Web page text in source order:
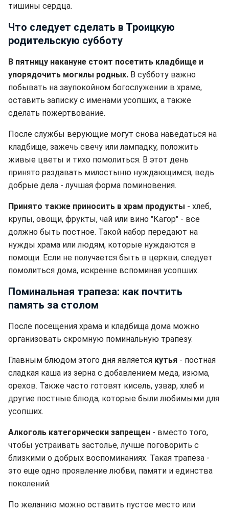
тишины сердца.
Что следует сделать в Троицкую
родительскую субботу
В пятницу накануне стоит посетить кладбище и
упорядочить могилы родных. В субботу важно
побывать на заупокойном богослужении в храме,
оставить записку с именами усопших, а также
сделать пожертвование.
После службы верующие могут снова наведаться на
кладбище, зажечь свечу или лампадку, положить
живые цветы и тихо помолиться. В этот день
принято раздавать милостыню нуждающимся, ведь
добрые дела - лучшая форма поминовения.
Принято также приносить в храм продукты - хлеб,
крупы, овощи, фрукты, чай или вино "Кагор" - все
должно быть постное. Такой набор передают на
нужды храма или людям, которые нуждаются в
помощи. Если не получается быть в церкви, следует
помолиться дома, искренне вспоминая усопших.
Поминальная трапеза: как почтить
память за столом
После посещения храма и кладбища дома можно
организовать скромную поминальную трапезу.
Главным блюдом этого дня является кутья - постная
сладкая каша из зерна с добавлением меда, изюма,
орехов. Также часто готовят кисель, узвар, хлеб и
другие постные блюда, которые были любимыми для
усопших.
Алкоголь категорически запрещен - вместо того,
чтобы устраивать застолье, лучше поговорить с
близкими о добрых воспоминаниях. Такая трапеза -
это еще одно проявление любви, памяти и единства
поколений.
По желанию можно оставить пустое место или